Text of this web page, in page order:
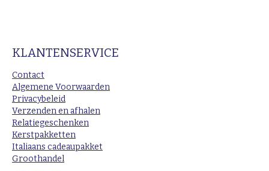
KLANTENSERVICE
Contact
Algemene Voorwaarden
Privacybeleid
Verzenden en afhalen
Relatiegeschenken
Kerstpakketten
Italiaans cadeaupakket
Groothandel